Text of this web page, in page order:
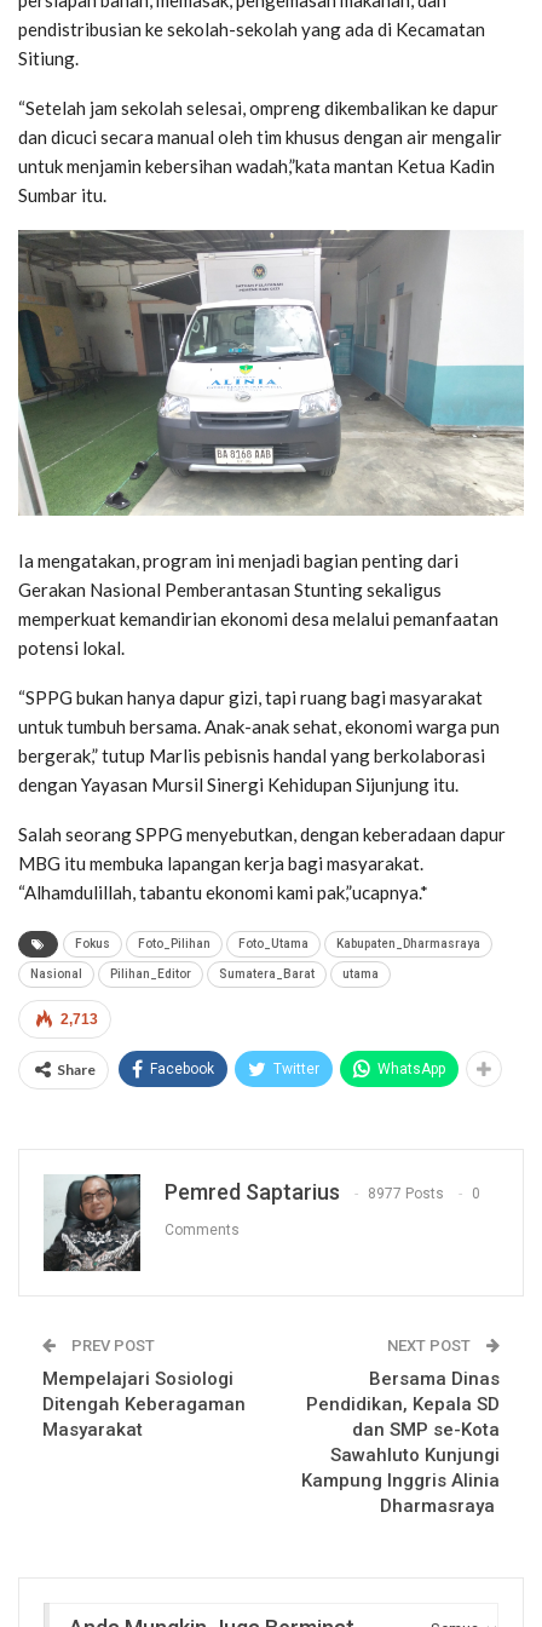
pendistribusian ke sekolah-sekolah yang ada di Kecamatan
Sitiung.
“Setelah jam sekolah selesai, ompreng dikembalikan ke dapur
dan dicuci secara manual oleh tim khusus dengan air mengalir
untuk menjamin kebersihan wadah,”kata mantan Ketua Kadin
Sumbar itu.
Ia mengatakan, program ini menjadi bagian penting dari
Gerakan Nasional Pemberantasan Stunting sekaligus
memperkuat kemandirian ekonomi desa melalui pemanfaatan
potensi lokal.
“SPPG bukan hanya dapur gizi, tapi ruang bagi masyarakat
untuk tumbuh bersama. Anak-anak sehat, ekonomi warga pun
bergerak,” tutup Marlis pebisnis handal yang berkolaborasi
dengan Yayasan Mursil Sinergi Kehidupan Sijunjung itu.
Salah seorang SPPG menyebutkan, dengan keberadaan dapur
MBG itu membuka lapangan kerja bagi masyarakat.
“Alhamdulillah, tabantu ekonomi kami pak,”ucapnya.*
Fokus Foto_Pilihan Foto_Utama Kabupaten_Dharmasraya
Nasional Pilihan_Editor Sumatera_Barat utama
2,713
Share Facebook Twitter WhatsApp
Pemred Saptarius 8977 Posts 0
Comments
PREV POST
Mempelajari Sosiologi
Ditengah Keberagaman
Masyarakat
NEXT POST
Bersama Dinas
Pendidikan, Kepala SD
dan SMP se-Kota
Sawahluto Kunjungi
Kampung Inggris Alinia
Dharmasraya